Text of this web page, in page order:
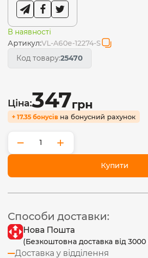
В наявності
Артикул:VL-A60e-12274-S
Код товару:25470
Ціна:347грн
+ 17.35 бонусів на бонусний рахунок
− +
Купити
Способи доставки:
Нова Пошта
(Безкоштовна доставка від 3000
Доставка у відділення